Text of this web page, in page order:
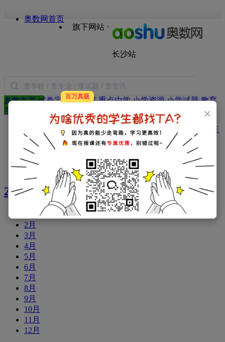
×
奥数网首页
旗下网站
长沙站
奥数首页 试卷宝 百万真题
本地教育 重点中学 小学资源 小学试题 教育
手册
本地教育 政策 衔接经验 中学新闻
分班
考试
升学指导 微机派位
试题：
真题资料
2022年大事记
2月
3月
4月
5月
6月
7月
8月
9月
10月
11月
12月